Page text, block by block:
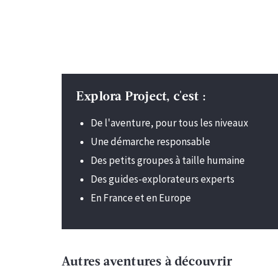
Explora Project, c'est :
De l'aventure, pour tous les niveaux
Une démarche responsable
Des petits groupes à taille humaine
Des guides-explorateurs experts
En France et en Europe
Autres aventures à découvrir